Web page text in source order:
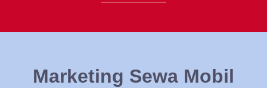
Marketing Sewa Mobil